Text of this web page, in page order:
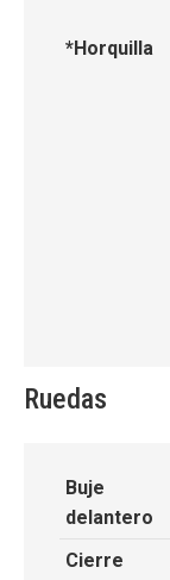
*Horquilla
Ruedas
Buje
delantero
Cierre